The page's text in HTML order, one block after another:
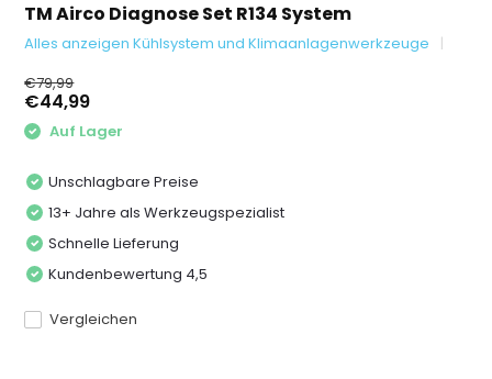
TM Airco Diagnose Set R134 System
Alles anzeigen Kühlsystem und Klimaanlagenwerkzeuge
€79,99
€44,99
Auf Lager
Unschlagbare Preise
13+ Jahre als Werkzeugspezialist
Schnelle Lieferung
Kundenbewertung 4,5
Vergleichen